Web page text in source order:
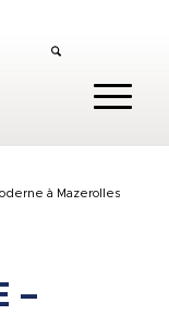
à Mazerolles
–